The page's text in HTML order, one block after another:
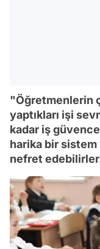
"Öğretmenlerin
yaptıkları işi
kadar iş
harika bir sistem
nefret